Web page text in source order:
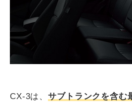
CX-3は、サブトランクを含む